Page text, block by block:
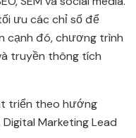
ưu các chỉ số để
cạnh đó, chương trình
truyền thông tích
triển theo hướng
Marketing Lead